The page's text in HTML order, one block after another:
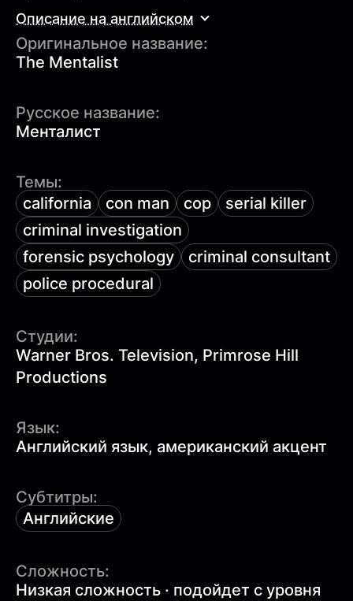
Описание на английском
Оригинальное название:
The Mentalist
Русское название:
Менталист
Темы:
california
con man cop
serial killer
criminal investigation
forensic psychology
criminal consultant
police procedural
Студии:
Warner Bros. Television, Primrose Hill
Productions
Язык:
Английский язык, американский акцент
Субтитры:
Английские
Сложность:
Низкая сложность · подойдет с уровня